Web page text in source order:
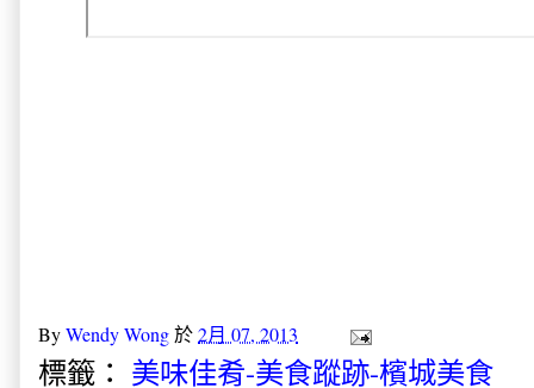
ByWendy Wong於2月 07, 2013
標籤： 美味佳肴-美食蹤跡-檳城美食